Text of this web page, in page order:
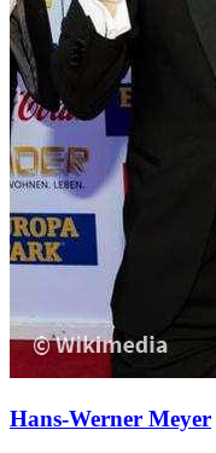
Hans-Werner Meyer